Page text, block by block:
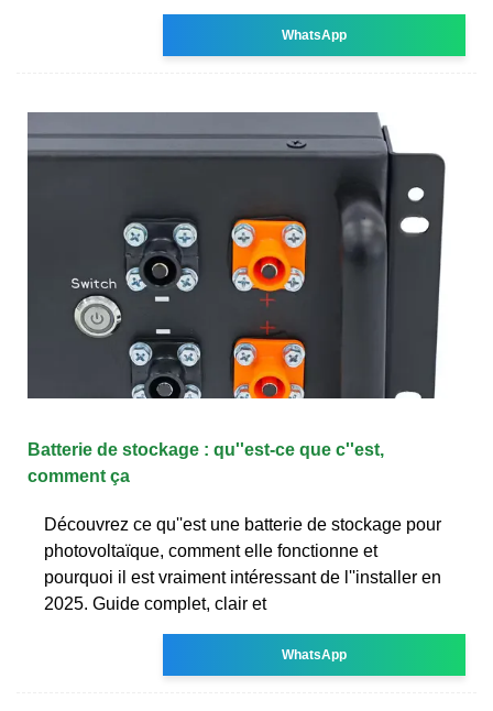
WhatsApp
Batterie de stockage : qu''est-ce que c''est,
comment ça
Découvrez ce qu''est une batterie de stockage pour
photovoltaïque, comment elle fonctionne et
pourquoi il est vraiment intéressant de l''installer en
2025. Guide complet, clair et
WhatsApp